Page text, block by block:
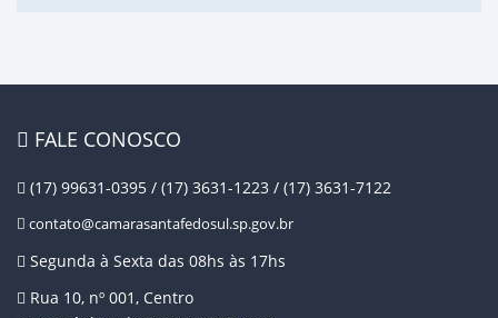
FALE CONOSCO
(17) 99631-0395 / (17) 3631-1223 / (17) 3631-7122
contato@camarasantafedosul.sp.gov.br
Segunda à Sexta das 08hs às 17hs
Rua 10, nº 001, Centro